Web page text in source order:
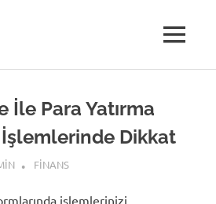
MENU
İle Para Yatırma
İşlemlerinde Dikkat
FINANS
işlemlerinizi